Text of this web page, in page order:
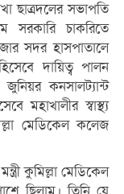
ছাত্রদলের সভাপতি
সরকারি চাকরিতে
সদর হাসপাতালে
দায়িত্ব পালন
জুনিয়র কনসালট্যান্ট
মহাখালীর স্বাস্থ্য
মেডিকেল কলেজ
কুমিল্লা মেডিকেল